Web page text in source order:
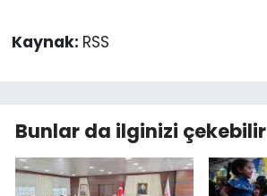
Kaynak: RSS
Bunlar da ilginizi çekebilir